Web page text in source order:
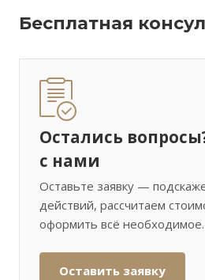
Бесплатная
Остались
с нами
Оставьте заявку —
действий, рассчитаем
оформить всё необходимое.
Оставить заявку